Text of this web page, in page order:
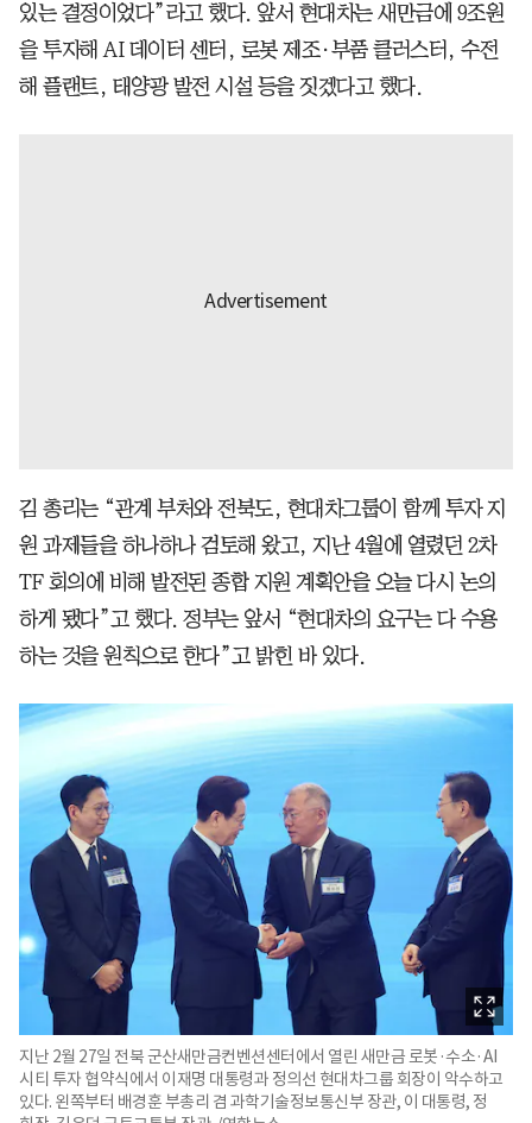
있는 결정이었다”라고 했다. 앞서 현대차는 새만금에 9조원
을 투자해 AI 데이터 센터, 로봇 제조·부품 클러스터, 수전
해 플랜트, 태양광 발전 시설 등을 짓겠다고 했다.
김 총리는 “관계 부처와 전북도, 현대차그룹이 함께 투자 지
원 과제들을 하나하나 검토해 왔고, 지난 4월에 열렸던 2차
TF 회의에 비해 발전된 종합 지원 계획안을 오늘 다시 논의
하게 됐다”고 했다. 정부는 앞서 “현대차의 요구는 다 수용
하는 것을 원칙으로 한다”고 밝힌 바 있다.
지난 2월 27일 전북 군산새만금컨벤션센터에서 열린 새만금 로봇·수소·AI
시티 투자 협약식에서 이재명 대통령과 정의선 현대차그룹 회장이 악수하고
있다. 왼쪽부터 배경훈 부총리 겸 과학기술정보통신부 장관, 이 대통령, 정